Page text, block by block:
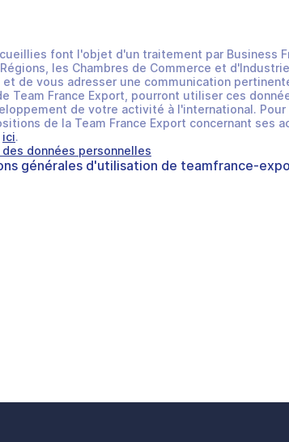
font l'objet d'un traitement par Business
les Chambres de Commerce et
de vous adresser une communication
Team France Export, pourront utiliser ces
de votre activité à l'international.
de la Team France Export concernant ses
ici.
données personnelles
générales d'utilisation de teamfrance-